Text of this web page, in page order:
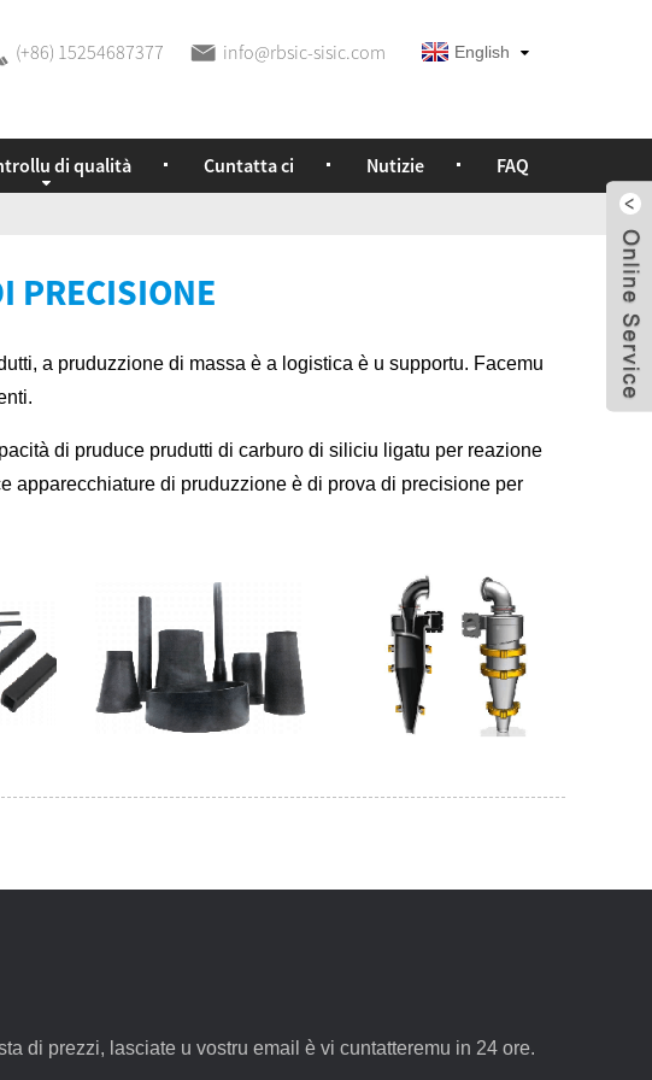
(+86) 15254687377 info@rbsic-sisic.com English
di qualità Cuntatta ci Nutizie FAQ
PRECISIONE
a pruduzzione di massa è a logistica è u supportu. Facemu
di pruduce prudutti di carburo di siliciu ligatu per reazione
apparecchiature di pruduzzione è di prova di precisione per
di prezzi, lasciate u vostru email è vi cuntatteremu in 24 ore.